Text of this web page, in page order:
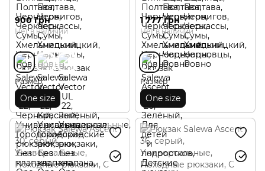
900 грн
Нет в наличии
Размер
One size
1 777 грн
Нет в наличии
Размер
One size